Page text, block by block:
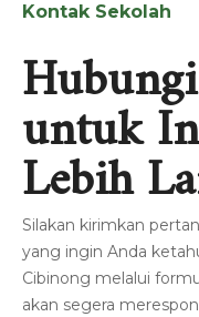
Kontak Sekolah
untuk
Lebih
Silakan kirimkan
yang ingin Anda
Cibinong melalui
akan segera